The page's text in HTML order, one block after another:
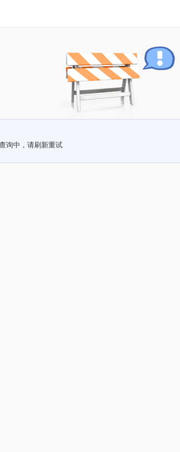
询中，请刷新重试